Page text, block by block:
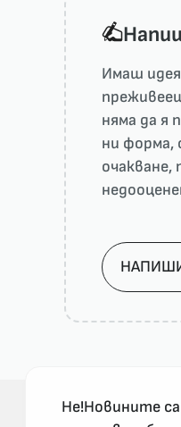
Имаш
няма да я
ни форма,
Не!Новините